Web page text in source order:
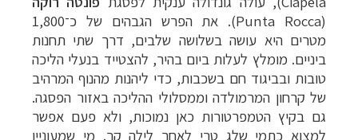
(Punta Rocca). את הפרש הגבהים של כ־1,800
מטרים היא עושה בשלושה שלבים, דרך שתי תחנות
ביניים. מומלץ לעלות ביום בהיר, להצטייד בנעלי הליכה
טובות ובביגוד חם בשכבות, כדי ליהנות מהנוף המרהיב
של קרחון המרמולדה וממסלולי ההליכה באזור הפסגה.
גם בקיץ הטמפרטורות כאן נמוכות, ולא פעם אפשר
למצוא כתמי שלג טרי לאחר לילה קר. מי שמעוניין